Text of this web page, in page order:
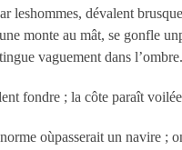
leshommes, dévalent
monte au mât, se gonfle
vaguement dans l’ombre.
fondre ; la côte paraît
oùpasserait un navire ;